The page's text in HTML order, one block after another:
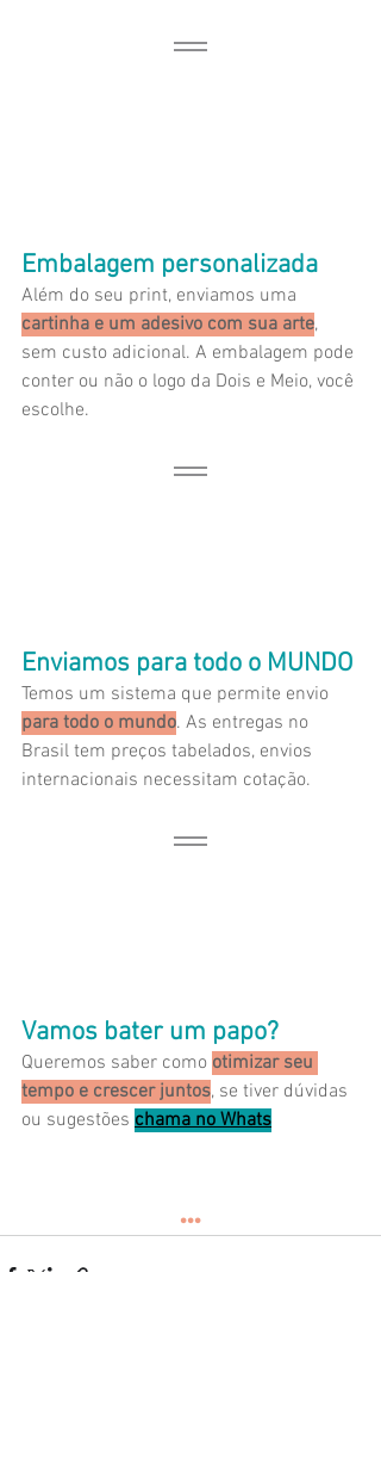
Embalagem personalizada
Além do seu print, enviamos uma
cartinha e um adesivo com sua arte,
sem custo adicional. A embalagem pode
conter ou não o logo da Dois e Meio, você
escolhe.
Enviamos para todo o MUNDO
Temos um sistema que permite envio
para todo o mundo. As entregas no
Brasil tem preços tabelados, envios
internacionais necessitam cotação.
Vamos bater um papo?
Queremos saber como otimizar seu
tempo e crescer juntos, se tiver dúvidas
ou sugestões chama no Whats
...